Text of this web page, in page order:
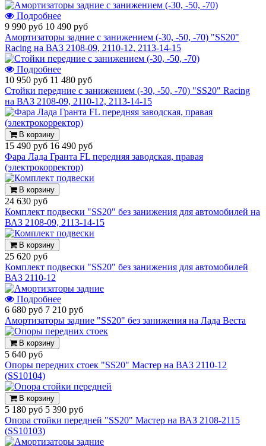
Подробнее
9 990 руб 10 490 руб
Амортизаторы задние с занижением (-30, -50, -70) "SS20"
Racing на ВАЗ 2108-09, 2110-12, 2113-14-15
Подробнее
10 950 руб 11 480 руб
Стойки передние с занижением (-30, -50, -70) "SS20" Racing
на ВАЗ 2108-09, 2110-12, 2113-14-15
В корзину
15 490 руб 16 490 руб
Фара Лада Гранта FL передняя заводская, правая
(электрокорректор)
В корзину
24 630 руб
Комплект подвески "SS20" без занижения для автомобилей на
ВАЗ 2108-09, 2113-14-15
В корзину
25 620 руб
Комплект подвески "SS20" без занижения для автомобилей
ВАЗ 2110-12
Подробнее
6 680 руб 7 210 руб
Амортизаторы задние "SS20" без занижения на Лада Веста
В корзину
5 640 руб
Опоры передних стоек "SS20" Мастер на ВАЗ 2110-12
(SS10104)
В корзину
5 180 руб 5 390 руб
Опора стойки передней "SS20" Мастер на ВАЗ 2108-2115
(SS10103)